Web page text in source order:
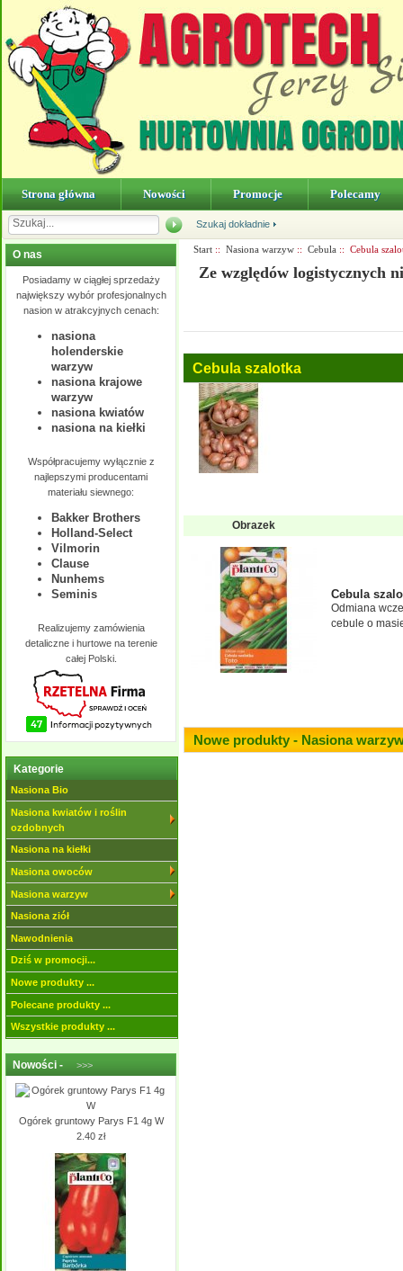
Strona główna Nowości Promocje Polecamy
Szukaj dokładnie
O nas
Posiadamy w ciągłej sprzedaży
największy wybór profesjonalnych
nasion w atrakcyjnych cenach:
nasiona
holenderskie
warzyw
nasiona krajowe
warzyw
nasiona kwiatów
nasiona na kiełki
Współpracujemy wyłącznie z
najlepszymi producentami
materiału siewnego:
Bakker Brothers
Holland-Select
Vilmorin
Clause
Nunhems
Seminis
Realizujemy zamówienia
detaliczne i hurtowe na terenie
całej Polski.
Kategorie
Nasiona Bio
Nasiona kwiatów i roślin
ozdobnych
Nasiona na kiełki
Nasiona owoców
Nasiona warzyw
Nasiona ziół
Nawodnienia
Dziś w promocji...
Nowe produkty ...
Polecane produkty ...
Wszystkie produkty ...
Nowości - >>>
Ogórek gruntowy Parys F1 4g W
2.40 zł
Start:: Nasiona warzyw:: Cebula :: Cebula
Ze względów logistycznych
Cebula szalotka
Obrazek
Cebula
Odmiana
cebule o
Nowe produkty - Nasiona